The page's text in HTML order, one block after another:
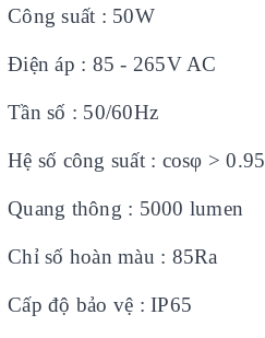
Công suất : 50W
Điện áp : 85 - 265V AC
Tần số : 50/60Hz
Hệ số công suất : cosφ > 0.95
Quang thông : 5000 lumen
Chỉ số hoàn màu : 85Ra
Cấp độ bảo vệ : IP65